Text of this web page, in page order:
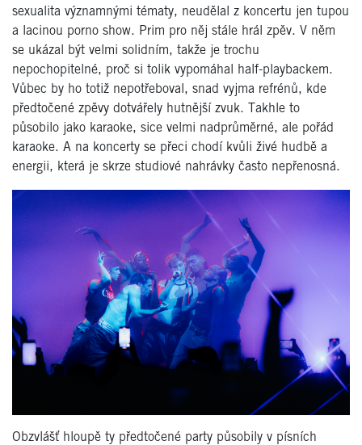
sexualita významnými tématy, neudělal z koncertu jen tupou
a lacinou porno show. Prim pro něj stále hrál zpěv. V něm
se ukázal být velmi solidním, takže je trochu
nepochopitelné, proč si tolik vypomáhal half-playbackem.
Vůbec by ho totiž nepotřeboval, snad vyjma refrénů, kde
předtočené zpěvy dotvářely hutnější zvuk. Takhle to
působilo jako karaoke, sice velmi nadprůměrné, ale pořád
karaoke. A na koncerty se přeci chodí kvůli živé hudbě a
energii, která je skrze studiové nahrávky často nepřenosná.
Obzvlášť hloupě ty předtočené party působily v písních